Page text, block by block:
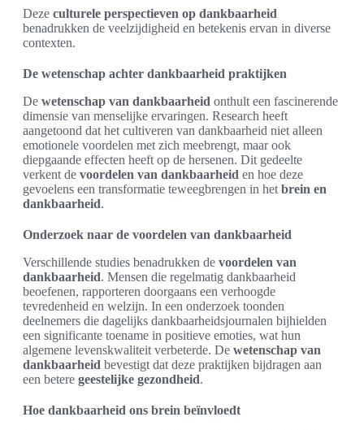
Deze culturele perspectieven op dankbaarheid
benadrukken de veelzijdigheid en betekenis ervan in diverse
contexten.
De wetenschap achter dankbaarheid praktijken
De wetenschap van dankbaarheid onthult een fascinerende
dimensie van menselijke ervaringen. Research heeft
aangetoond dat het cultiveren van dankbaarheid niet alleen
emotionele voordelen met zich meebrengt, maar ook
diepgaande effecten heeft op de hersenen. Dit gedeelte
verkent de voordelen van dankbaarheid en hoe deze
gevoelens een transformatie teweegbrengen in het brein en
dankbaarheid.
Onderzoek naar de voordelen van dankbaarheid
Verschillende studies benadrukken de voordelen van
dankbaarheid. Mensen die regelmatig dankbaarheid
beoefenen, rapporteren doorgaans een verhoogde
tevredenheid en welzijn. In een onderzoek toonden
deelnemers die dagelijks dankbaarheidsjournalen bijhielden
een significante toename in positieve emoties, wat hun
algemene levenskwaliteit verbeterde. De wetenschap van
dankbaarheid bevestigt dat deze praktijken bijdragen aan
een betere geestelijke gezondheid.
Hoe dankbaarheid ons brein beïnvloedt